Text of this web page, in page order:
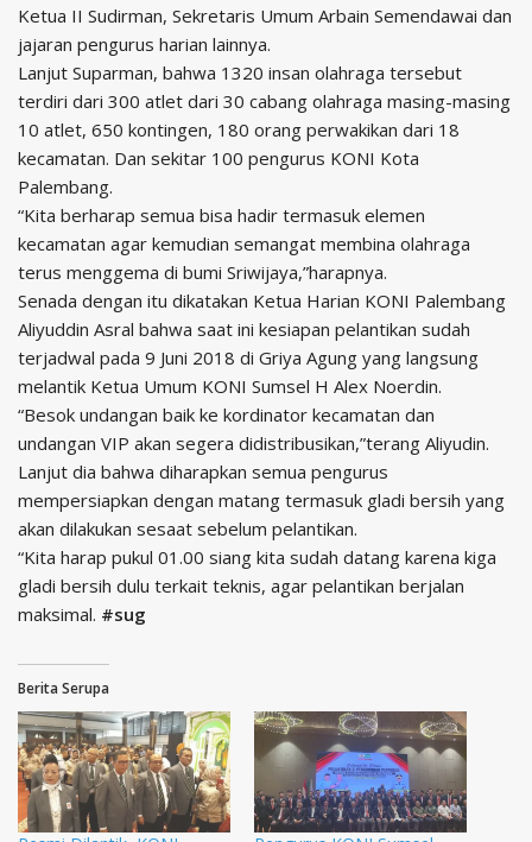
Ketua II Sudirman, Sekretaris Umum Arbain Semendawai dan
jajaran pengurus harian lainnya.
Lanjut Suparman, bahwa 1320 insan olahraga tersebut
terdiri dari 300 atlet dari 30 cabang olahraga masing-masing
10 atlet, 650 kontingen, 180 orang perwakikan dari 18
kecamatan. Dan sekitar 100 pengurus KONI Kota
Palembang.
“Kita berharap semua bisa hadir termasuk elemen
kecamatan agar kemudian semangat membina olahraga
terus menggema di bumi Sriwijaya,”harapnya.
Senada dengan itu dikatakan Ketua Harian KONI Palembang
Aliyuddin Asral bahwa saat ini kesiapan pelantikan sudah
terjadwal pada 9 Juni 2018 di Griya Agung yang langsung
melantik Ketua Umum KONI Sumsel H Alex Noerdin.
“Besok undangan baik ke kordinator kecamatan dan
undangan VIP akan segera didistribusikan,”terang Aliyudin.
Lanjut dia bahwa diharapkan semua pengurus
mempersiapkan dengan matang termasuk gladi bersih yang
akan dilakukan sesaat sebelum pelantikan.
“Kita harap pukul 01.00 siang kita sudah datang karena kiga
gladi bersih dulu terkait teknis, agar pelantikan berjalan
maksimal. #sug
Berita Serupa